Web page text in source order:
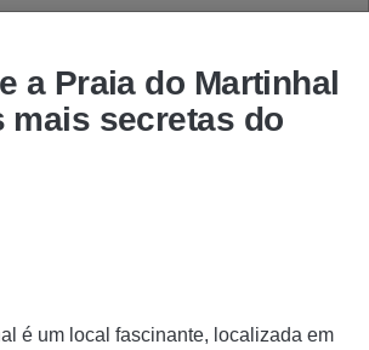
a Praia do Martinhal
mais secretas do
é um local fascinante, localizada em